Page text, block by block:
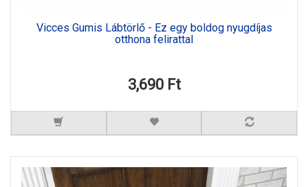
Vicces Gumis Lábtörlő - Ez egy boldog nyugdíjas
otthona felirattal
3,690 Ft